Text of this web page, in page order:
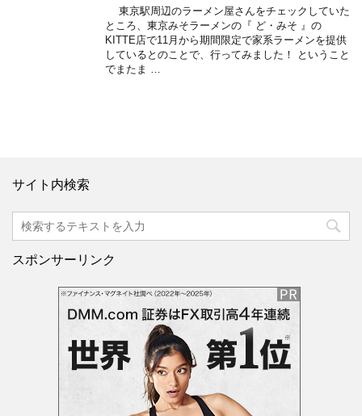
東京駅周辺のラーメン屋さんをチェックしていた
ところ、東京みそラーメンの『 ど・みそ 』の
KITTE店で11月から期間限定で家系ラーメンを提供
しているとのことで、行ってみました！ ということ
でまたま …
サイト内検索
スポンサーリンク